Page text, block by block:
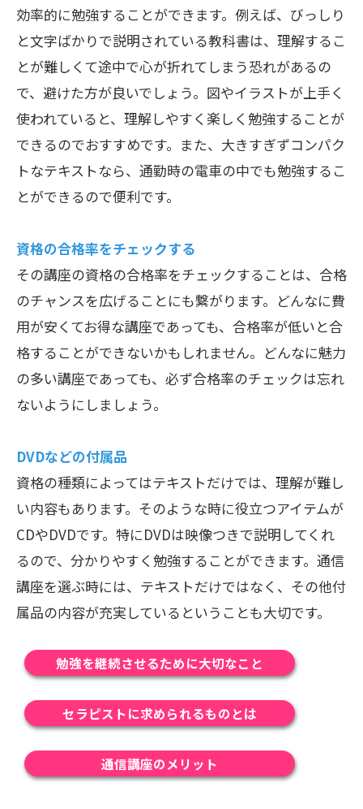
効率的に勉強することができます。例えば、びっしり
と文字ばかりで説明されている教科書は、理解するこ
とが難しくて途中で心が折れてしまう恐れがあるの
で、避けた方が良いでしょう。図やイラストが上手く
使われていると、理解しやすく楽しく勉強することが
できるのでおすすめです。また、大きすぎずコンパク
トなテキストなら、通勤時の電車の中でも勉強するこ
とができるので便利です。
資格の合格率をチェックする
その講座の資格の合格率をチェックすることは、合格
のチャンスを広げることにも繋がります。どんなに費
用が安くてお得な講座であっても、合格率が低いと合
格することができないかもしれません。どんなに魅力
の多い講座であっても、必ず合格率のチェックは忘れ
ないようにしましょう。
DVDなどの付属品
資格の種類によってはテキストだけでは、理解が難し
い内容もあります。そのような時に役立つアイテムが
CDやDVDです。特にDVDは映像つきで説明してくれ
るので、分かりやすく勉強することができます。通信
講座を選ぶ時には、テキストだけではなく、その他付
属品の内容が充実しているということも大切です。
勉強を継続させるために大切なこと
セラピストに求められるものとは
通信講座のメリット